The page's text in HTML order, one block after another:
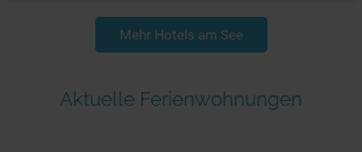
Mehr Hotels am See
Aktuelle Ferienwohnungen